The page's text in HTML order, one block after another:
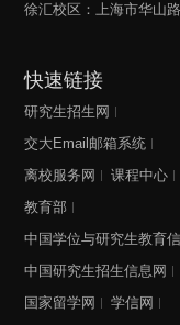
徐汇校区：上海市华山
快速链接
研究生招生网
交大Email邮箱系统
离校服务网
课程中心
教育部
中国学位与研究生教育
中国研究生招生信息网
国家留学网
学信网